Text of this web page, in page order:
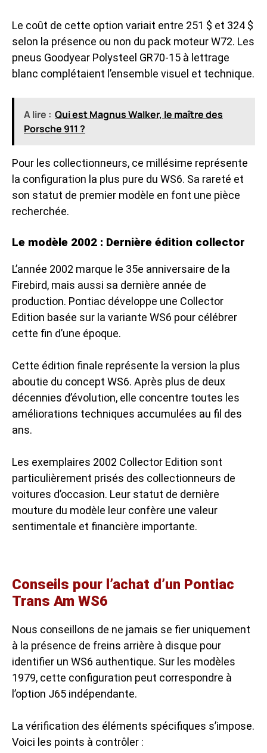
Le coût de cette option variait entre 251 $ et 324 $
selon la présence ou non du pack moteur W72. Les
pneus Goodyear Polysteel GR70-15 à lettrage
blanc complétaient l’ensemble visuel et technique.
A lire : Qui est Magnus Walker, le maître des
Porsche 911 ?
Pour les collectionneurs, ce millésime représente
la configuration la plus pure du WS6. Sa rareté et
son statut de premier modèle en font une pièce
recherchée.
Le modèle 2002 : Dernière édition collector
L’année 2002 marque le 35e anniversaire de la
Firebird, mais aussi sa dernière année de
production. Pontiac développe une Collector
Edition basée sur la variante WS6 pour célébrer
cette fin d’une époque.
Cette édition finale représente la version la plus
aboutie du concept WS6. Après plus de deux
décennies d’évolution, elle concentre toutes les
améliorations techniques accumulées au fil des
ans.
Les exemplaires 2002 Collector Edition sont
particulièrement prisés des collectionneurs de
voitures d’occasion. Leur statut de dernière
mouture du modèle leur confère une valeur
sentimentale et financière importante.
Conseils pour l’achat d’un Pontiac
Trans Am WS6
Nous conseillons de ne jamais se fier uniquement
à la présence de freins arrière à disque pour
identifier un WS6 authentique. Sur les modèles
1979, cette configuration peut correspondre à
l’option J65 indépendante.
La vérification des éléments spécifiques s’impose.
Voici les points à contrôler :